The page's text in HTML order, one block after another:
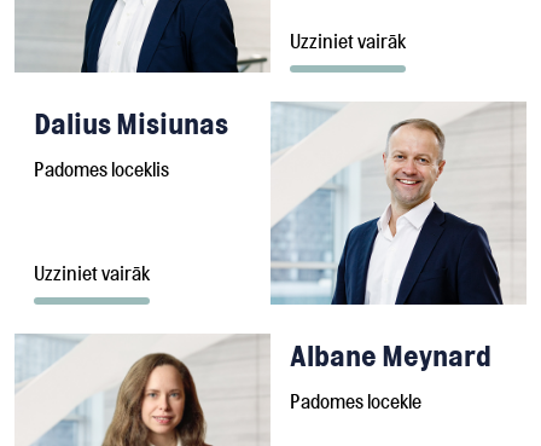
Uzziniet vairāk
Dalius Misiunas
Padomes loceklis
Uzziniet vairāk
Albane Meynard
Padomes locekle